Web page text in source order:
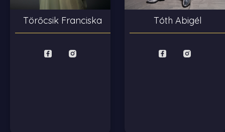
Törőcsik Franciska Tóth Abigél